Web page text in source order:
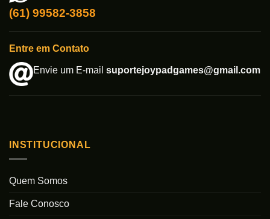
(61) 99582-3858
Entre em Contato
Envie um E-mail suportejoypadgames@gmail.com
INSTITUCIONAL
Quem Somos
Fale Conosco